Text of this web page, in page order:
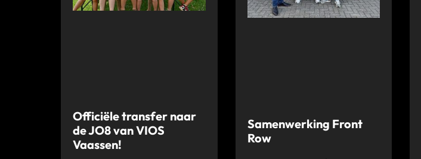
Officiële transfer naar
de JO8 van VIOS
Vaassen!
Samenwerking Front
Row